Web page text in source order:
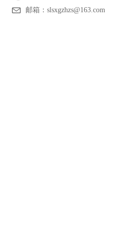
邮箱： slsxgzhzs@163.com